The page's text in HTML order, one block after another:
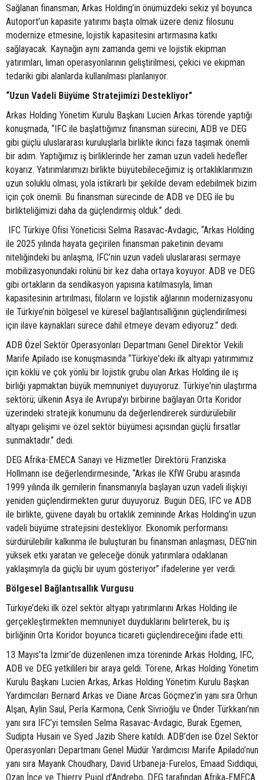
Sağlanan finansman; Arkas Holding’in önümüzdeki sekiz yıl boyunca
Autoport’un kapasite yatırımı başta olmak üzere deniz filosunu
modernize etmesine, lojistik kapasitesini artırmasına katkı
sağlayacak. Kaynağın aynı zamanda gemi ve lojistik ekipman
yatırımları, liman operasyonlarının geliştirilmesi, çekici ve ekipman
tedariki gibi alanlarda kullanılması planlanıyor.
“Uzun Vadeli Büyüme Stratejimizi Destekliyor”
Arkas Holding Yönetim Kurulu Başkanı Lucien Arkas törende yaptığı
konuşmada, “IFC ile başlattığımız finansman sürecini, ADB ve DEG
gibi güçlü uluslararası kuruluşlarla birlikte ikinci faza taşımak önemli
bir adım. Yaptığımız iş birliklerinde her zaman uzun vadeli hedefler
koyarız. Yatırımlarımızı birlikte büyütebileceğimiz iş ortaklıklarımızın
uzun soluklu olması, yola istikrarlı bir şekilde devam edebilmek bizim
için çok önemli. Bu finansman sürecinde de ADB ve DEG ile bu
birlikteliğimizi daha da güçlendirmiş olduk.” dedi.
IFC Türkiye Ofisi Yöneticisi Selma Rasavac‑Avdagic, “Arkas Holding
ile 2025 yılında hayata geçirilen finansman paketinin devamı
niteliğindeki bu anlaşma, IFC’nin uzun vadeli uluslararası sermaye
mobilizasyonundaki rolünü bir kez daha ortaya koyuyor. ADB ve DEG
gibi ortakların da sendikasyon yapısına katılmasıyla, liman
kapasitesinin artırılması, filoların ve lojistik ağlarının modernizasyonu
ile Türkiye’nin bölgesel ve küresel bağlantısallığının güçlendirilmesi
için ilave kaynakları sürece dahil etmeye devam ediyoruz.” dedi.
ADB Özel Sektör Operasyonları Departmanı Genel Direktör Vekili
Marife Apilado ise konuşmasında “Türkiye'deki ilk altyapı yatırımımız
için köklü ve çok yönlü bir lojistik grubu olan Arkas Holding ile iş
birliği yapmaktan büyük memnuniyet duyuyoruz. Türkiye'nin ulaştırma
sektörü; ülkenin Asya ile Avrupa'yı birbirine bağlayan Orta Koridor
üzerindeki stratejik konumunu da değerlendirerek sürdürülebilir
altyapı gelişimi ve özel sektör büyümesi açısından güçlü fırsatlar
sunmaktadır.” dedi.
DEG Afrika-EMECA Sanayi ve Hizmetler Direktörü Franziska
Hollmann ise değerlendirmesinde, “Arkas ile KfW Grubu arasında
1999 yılında ilk gemilerin finansmanıyla başlayan uzun vadeli ilişkiyi
yeniden güçlendirmekten gurur duyuyoruz. Bugün DEG, IFC ve ADB
ile birlikte, güvene dayalı bu ortaklık zemininde Arkas Holding’in uzun
vadeli büyüme stratejisini destekliyor. Ekonomik performansı
sürdürülebilir kalkınma ile buluşturan bu finansman anlaşması, DEG’nin
yüksek etki yaratan ve geleceğe dönük yatırımlara odaklanan
yaklaşımıyla da güçlü bir uyum gösteriyor” ifadelerine yer verdi.
Bölgesel Bağlantısallık Vurgusu
Türkiye’deki ilk özel sektör altyapı yatırımlarını Arkas Holding ile
gerçekleştirmekten memnuniyet duyduklarını belirterek, bu iş
birliğinin Orta Koridor boyunca ticareti güçlendireceğini ifade etti.
13 Mayıs’ta İzmir’de düzenlenen imza töreninde Arkas Holding, IFC,
ADB ve DEG yetkilileri bir araya geldi. Törene, Arkas Holding Yönetim
Kurulu Başkanı Lucien Arkas, Arkas Holding Yönetim Kurulu Başkan
Yardımcıları Bernard Arkas ve Diane Arcas Göçmez’in yanı sıra Orhun
Alşan, Aylin Saul, Perla Karmona, Cenk Sivrioğlu ve Önder Türkkanı’nın
yanı sıra IFC’yi temsilen Selma Rasavac-Avdagic, Burak Egemen,
Sudipta Husain ve Syed Jazib Shere katıldı. ADB’den ise Özel Sektör
Operasyonları Departmanı Genel Müdür Yardımcısı Marife Apilado’nun
yanı sıra Mayank Choudhary, David Urbaneja-Furelos, Emaad Siddiqui,
Ozan İnce ve Thierry Pujol d’Andrebo, DEG tarafından Afrika‑EMECA